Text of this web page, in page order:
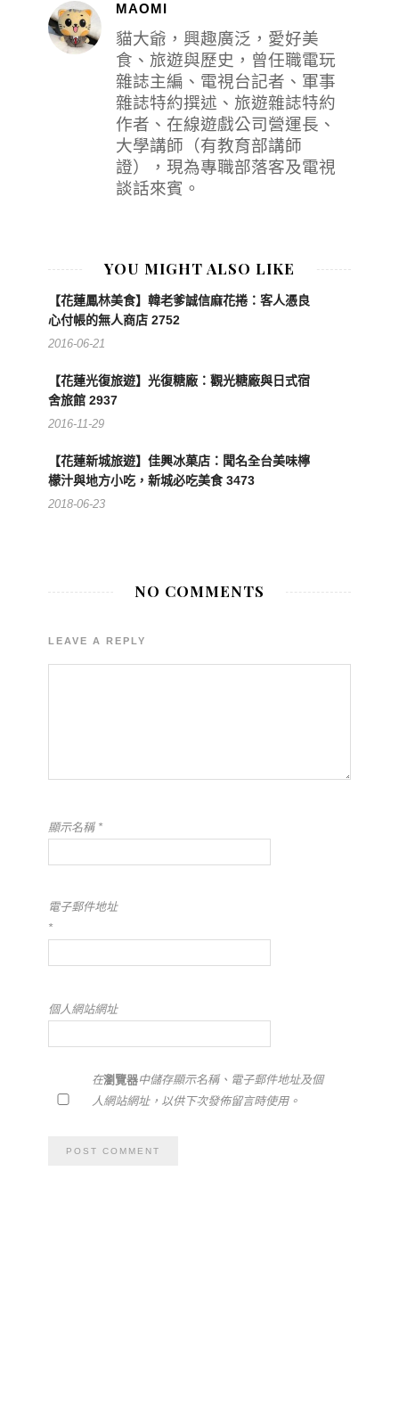
MAOMI
貓大爺，興趣廣泛，愛好美
食、旅遊與歷史，曾任職電玩
雜誌主編、電視台記者、軍事
雜誌特約撰述、旅遊雜誌特約
作者、在線遊戲公司營運長、
大學講師（有教育部講師
證），現為專職部落客及電視
談話來賓。
YOU MIGHT ALSO LIKE
【花蓮鳳林美食】韓老爹誠信麻花捲：客人憑良
心付帳的無人商店 2752
2016-06-21
【花蓮光復旅遊】光復糖廠：觀光糖廠與日式宿
舍旅館 2937
2016-11-29
【花蓮新城旅遊】佳興冰菓店：聞名全台美味檸
檬汁與地方小吃，新城必吃美食 3473
2018-06-23
NO COMMENTS
LEAVE A REPLY
顯示名稱 *
電子郵件地址
*
個人網站網址
在瀏覽器中儲存顯示名稱、電子郵件地址及個
人網站網址，以供下次發佈留言時使用。